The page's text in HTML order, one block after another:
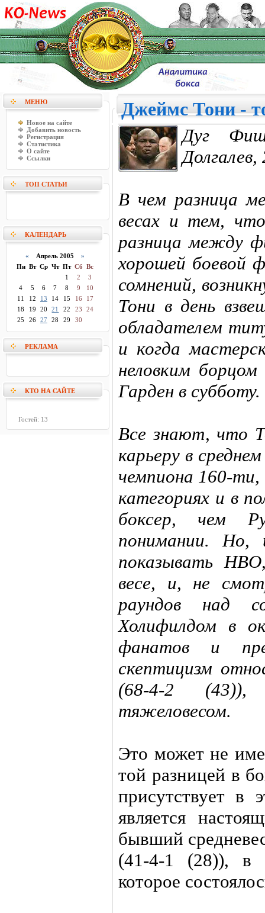
МЕНЮ
Новое на сайте
Добавить новость
Регистрация
Статистика
О сайте
Ссылки
ТОП СТАТЬИ
КАЛЕНДАРЬ
« Апрель 2005 »
Пн Вт Ср Чт Пт Сб Вс
1
2
3
4
5 6 7 8 9
10
11
12 13 14 15 16
17
18
19 20 21 22 23
24
25
26 27 28 29 30
РЕКЛАМА
КТО НА САЙТЕ
Гостей: 13
Джеймс Тони -
Дуг
Долгалев,
В чем разница
весах и тем,
разница между
хорошей боевой
сомнений,
Тони в день
обладателем
и когда
неловким
Гарден в субботу.
Все знают, что
карьеру в
чемпиона 160-
категориях и в
боксер, чем
понимании. Но,
показывать
весе, и, не
раундов над
Холифилдом в
фанатов и
скептицизм
(68-4-2 (43)),
тяжеловесом.
Это может не
той разницей в
присутствует
является
бывший
(41-4-1 (28)), в
которое